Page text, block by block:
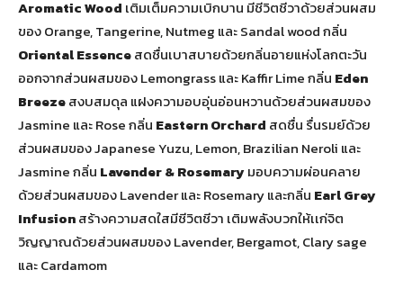
Aromatic Wood เติมเต็มความเบิกบาน มีชีวิตชีวาด้วยส่วนผสม
ของ Orange, Tangerine, Nutmeg และ Sandal wood กลิ่น
Oriental Essenceสดชื่นเบาสบายด้วยกลิ่นอายแห่งโลกตะวัน
ออกจากส่วนผสมของ Lemongrass และ Kaffir Lime กลิ่น Eden
Breezeสงบสมดุล แฝงความอบอุ่นอ่อนหวานด้วยส่วนผสมของ
Jasmine และ Rose กลิ่น Eastern Orchard สดชื่น รื่นรมย์ด้วย
ส่วนผสมของ Japanese Yuzu, Lemon, Brazilian Neroli และ
Jasmine กลิ่น Lavender & Rosemaryมอบความผ่อนคลาย
ด้วยส่วนผสมของ Lavender และ Rosemary และกลิ่น Earl Grey
Infusionสร้างความสดใสมีชีวิตชีวา เติมพลังบวกให้เเก่จิต
วิญญาณด้วยส่วนผสมของ Lavender, Bergamot, Clary sage
และ Cardamom